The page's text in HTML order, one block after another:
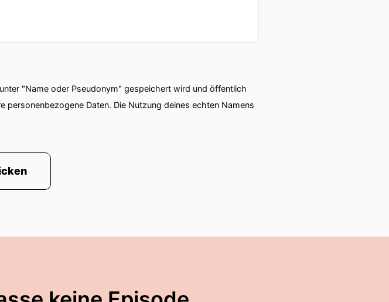
"Name oder Pseudonym" gespeichert wird und öffentlich
Daten. Die Nutzung deines echten Namens